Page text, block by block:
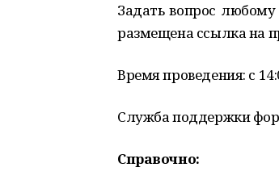
Задать вопрос
размещена ссылка на
Время проведения: с
Служба поддержки
Справочно: